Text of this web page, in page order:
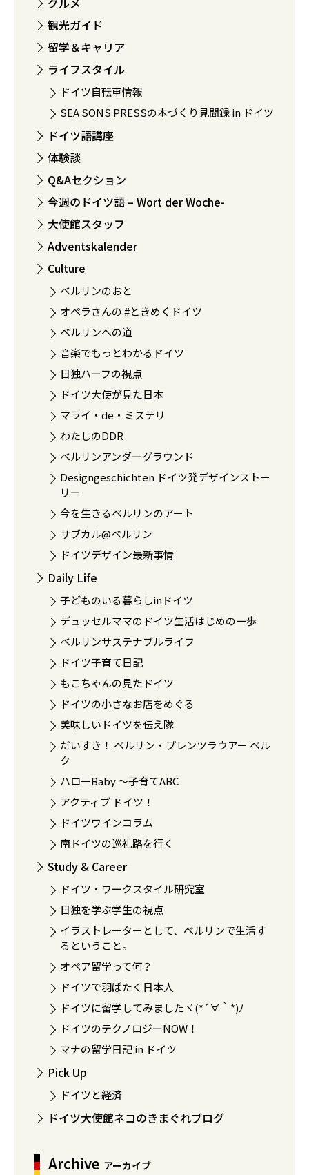
観光ガイド
留学＆キャリア
ライフスタイル
ドイツ自転車情報
SEA SONS PRESSの本づくり見聞録 in ドイツ
ドイツ語講座
体験談
Q&Aセクション
今週のドイツ語 – Wort der Woche-
大使館スタッフ
Adventskalender
Culture
ベルリンのおと
オペラさんの #ときめくドイツ
ベルリンへの道
音楽でもっとわかるドイツ
日独ハーフの視点
ドイツ大使が見た日本
マライ・de・ミステリ
わたしのDDR
ベルリンアンダーグラウンド
Designgeschichten ドイツ発デザインストー
リー
今を生きるベルリンのアート
サブカル@ベルリン
ドイツデザイン最新事情
Daily Life
子どものいる暮らしinドイツ
デュッセルママのドイツ生活はじめの一歩
ベルリンサステナブルライフ
ドイツ子育て日記
もこちゃんの見たドイツ
ドイツの小さなお店をめぐる
美味しいドイツを伝え隊
だいすき！ ベルリン・プレンツラウアー ベル
ク
ハローBaby 〜子育てABC
アクティブ ドイツ！
ドイツワインコラム
南ドイツの巡礼路を行く
Study & Career
ドイツ・ワークスタイル研究室
日独を学ぶ学生の視点
イラストレーターとして、ベルリンで生活す
るということ。
オペア留学って何？
ドイツで羽ばたく日本人
ドイツに留学してみましたヾ(*´∀｀*)ﾉ
ドイツのテクノロジーNOW！
マナの留学日記 in ドイツ
Pick Up
ドイツと経済
ドイツ大使館ネコのきまぐれブログ
Archive アーカイブ